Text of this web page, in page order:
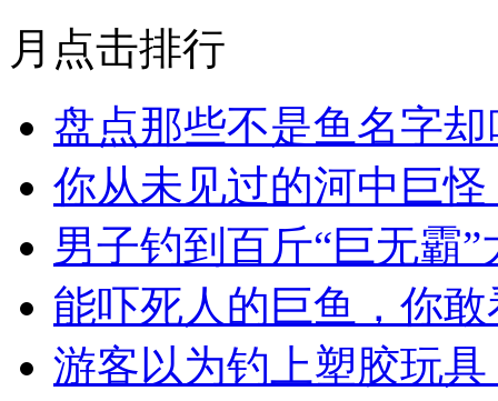
月点击排行
盘点那些不是鱼名字却
你从未见过的河中巨
男子钓到百斤“巨无霸”
能吓死人的巨鱼，你
游客以为钓上塑胶玩